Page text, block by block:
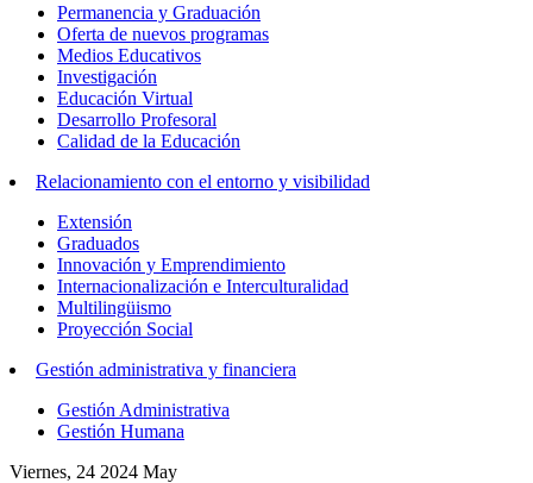
Permanencia y Graduación
Oferta de nuevos programas
Medios Educativos
Investigación
Educación Virtual
Desarrollo Profesoral
Calidad de la Educación
Relacionamiento con el entorno y visibilidad
Extensión
Graduados
Innovación y Emprendimiento
Internacionalización e Interculturalidad
Multilingüismo
Proyección Social
Gestión administrativa y financiera
Gestión Administrativa
Gestión Humana
Viernes, 24 2024 May